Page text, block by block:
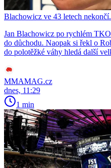
Blachowicz ve 43 letech
Jan Blachowicz po rychlém
do důchodu. Naopak si řekl o
do polotěžké váhy hledá další
MMAMAG.cz
dnes, 11:29
1 min